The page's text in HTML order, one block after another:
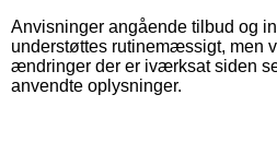
Anvisninger angående tilbud og
understøttes rutinemæssigt, men
ændringer der er iværksat siden
anvendte oplysninger.